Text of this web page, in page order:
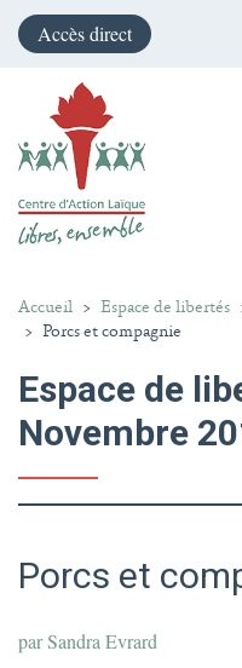
Accès direct
Accueil > Espace de libertés
> Porcs et compagnie
Espace de
Novembre
Porcs et
parSandra Evrard